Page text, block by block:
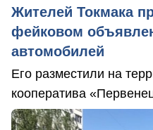
Жителей Токмака
фейковом
автомобилей
Его разместили на
кооператива